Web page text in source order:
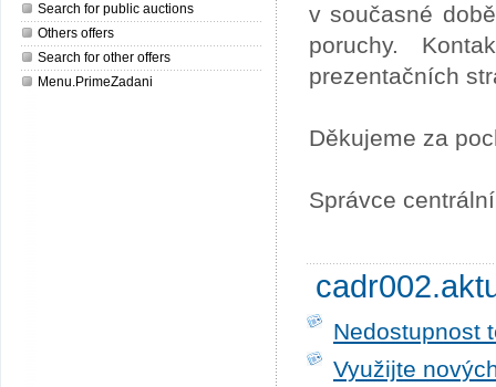
Search for public auctions
Others offers
Search for other offers
Menu.PrimeZadani
v současné
poruchy.
prezentačních
Děkujeme za
Správce
Nedostupnost
Využijte